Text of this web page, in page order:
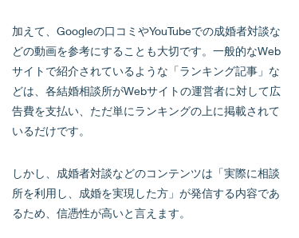
加えて、Googleの口コミやYouTubeでの成婚者対談な
どの動画を参考にすることも大切です。一般的なWeb
サイトで紹介されているような「ランキング記事」な
どは、各結婚相談所がWebサイトの運営者に対して広
告費を支払い、ただ単にランキングの上に掲載されて
いるだけです。
しかし、成婚者対談などのコンテンツは「実際に相談
所を利用し、成婚を実現した方」が発信する内容であ
るため、信憑性が高いと言えます。